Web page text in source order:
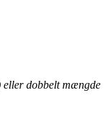
eller dobbelt mængde